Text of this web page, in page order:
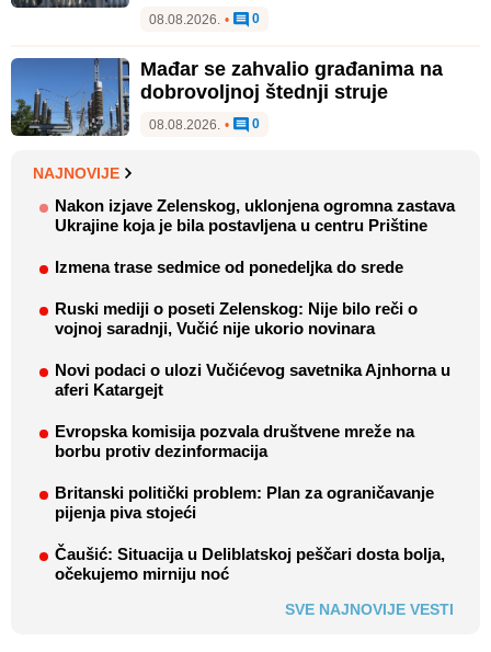
08.08.2026. • 0
Mađar se zahvalio građanima na
dobrovoljnoj štednji struje
08.08.2026. • 0
NAJNOVIJE
Nakon izjave Zelenskog, uklonjena ogromna zastava
Ukrajine koja je bila postavljena u centru Prištine
Izmena trase sedmice od ponedeljka do srede
Ruski mediji o poseti Zelenskog: Nije bilo reči o
vojnoj saradnji, Vučić nije ukorio novinara
Novi podaci o ulozi Vučićevog savetnika Ajnhorna u
aferi Katargejt
Evropska komisija pozvala društvene mreže na
borbu protiv dezinformacija
Britanski politički problem: Plan za ograničavanje
pijenja piva stojeći
Čaušić: Situacija u Deliblatskoj peščari dosta bolja,
očekujemo mirniju noć
SVE NAJNOVIJE VESTI